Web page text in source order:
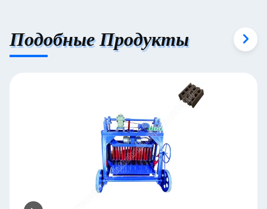
Подобные Продукты